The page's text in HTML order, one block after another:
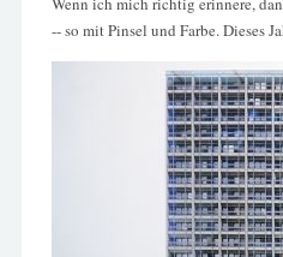
-- so mit Pinsel und Farbe. Dieses